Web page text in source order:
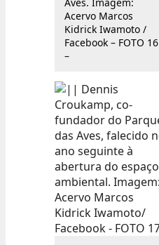
Acervo Marcos
Kidrick Iwamoto /
Facebook – FOTO 16
–